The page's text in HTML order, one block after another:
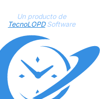
Un producto de
TecnoLOPDSoftware